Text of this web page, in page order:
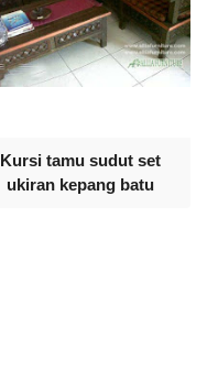
Kursi tamu sudut set
ukiran kepang batu